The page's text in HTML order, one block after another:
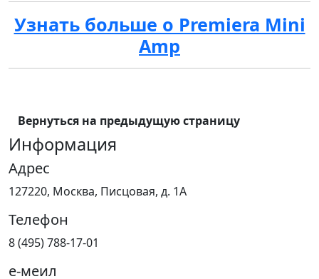
Узнать больше о Premiera Mini
Amp
Вернуться на предыдущую страницу
Информация
Адрес
127220, Москва, Писцовая, д. 1А
Телефон
8 (495) 788-17-01
е-меил